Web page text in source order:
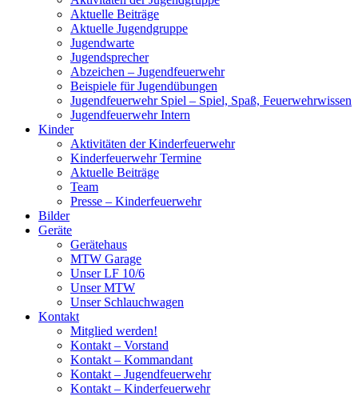
Aktuelle Beiträge
Aktuelle Jugendgruppe
Jugendwarte
Jugendsprecher
Abzeichen – Jugendfeuerwehr
Beispiele für Jugendübungen
Jugendfeuerwehr Spiel – Spiel, Spaß, Feuerwehrwissen
Jugendfeuerwehr Intern
Kinder
Aktivitäten der Kinderfeuerwehr
Kinderfeuerwehr Termine
Aktuelle Beiträge
Team
Presse – Kinderfeuerwehr
Bilder
Geräte
Gerätehaus
MTW Garage
Unser LF 10/6
Unser MTW
Unser Schlauchwagen
Kontakt
Mitglied werden!
Kontakt – Vorstand
Kontakt – Kommandant
Kontakt – Jugendfeuerwehr
Kontakt – Kinderfeuerwehr